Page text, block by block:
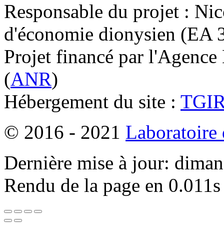
Responsable du projet :
d'économie dionysien
Projet financé par l'Agence
(ANR)
Hébergement du site :
© 2016 - 2021 Laboratoire
Dernière mise à jour:
Rendu de la page en 0.011s